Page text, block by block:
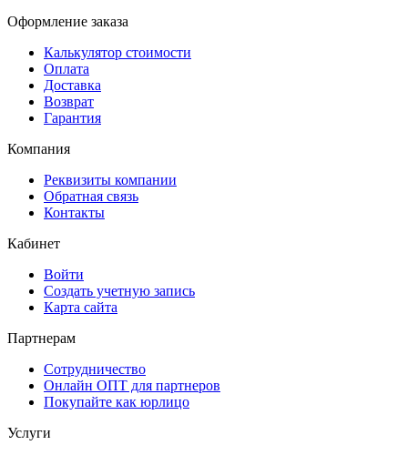
Оформление заказа
Калькулятор стоимости
Оплата
Доставка
Возврат
Гарантия
Компания
Реквизиты компании
Обратная связь
Контакты
Кабинет
Войти
Создать учетную запись
Карта сайта
Партнерам
Сотрудничество
Онлайн ОПТ для партнеров
Покупайте как юрлицо
Услуги